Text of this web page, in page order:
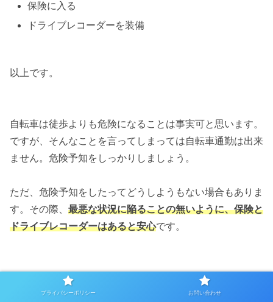
保険に入る
ドライブレコーダーを装備
以上です。
自転車は徒歩よりも危険になることは事実可と思います。
ですが、そんなことを言ってしまっては自転車通勤は出来
ません。危険予知をしっかりしましょう。
ただ、危険予知をしたってどうしようもない場合もありま
す。その際、 最悪な状況に陥ることの無いように、保険と
ドライブレコーダーはあると安心です。
自転車通勤を検討されている方の参考になれば幸いです。
プライバシーポリシー お問い合わせ